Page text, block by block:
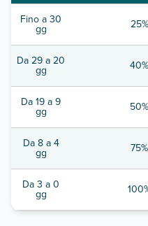
Fino a 30
gg 25%
Da 29 a 20
gg 40%
Da 19 a 9
gg 50%
Da 8 a 4
gg 75%
Da 3 a 0
gg